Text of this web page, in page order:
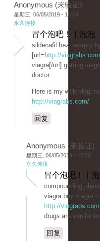
Anonymous (未验证)
星期三, 06/05/2019 - 16:54
永久连接
冒个泡吧！ | 泡泡
sildenafil bez recepty
[url= http://
viagra[/url] getting
doctor.
Here is my web blog:
http://viagrabs.com/
回复
Anonymous (未验证)
星期三, 06/05/2019 - 17:00
永久连接
冒个泡吧！ |
compounding
viagra buy viagra -
http://viagrabs.com
drugs are similar
回复